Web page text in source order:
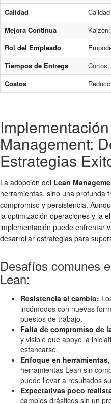
Calidad
Mejora Continua
Rol del Empleado
Tiempos de Entrega
Costos
Management:
Estrategias
La adopción del Lean
herramientas, sino una profunda
compromiso y persistencia.
la optimización operaciones y la
implementación puede enfrentar
desarrollar estrategias para
Desafíos comunes
Lean:
Resistencia al cambio:
incómodos con nuevas
puestos de trabajo.
Falta de compromiso de
y visible que apoye la
estancarse.
Enfoque en
herramientas Lean sin
puede llevar a resultados
Expectativas poco
cambios drásticos sin un